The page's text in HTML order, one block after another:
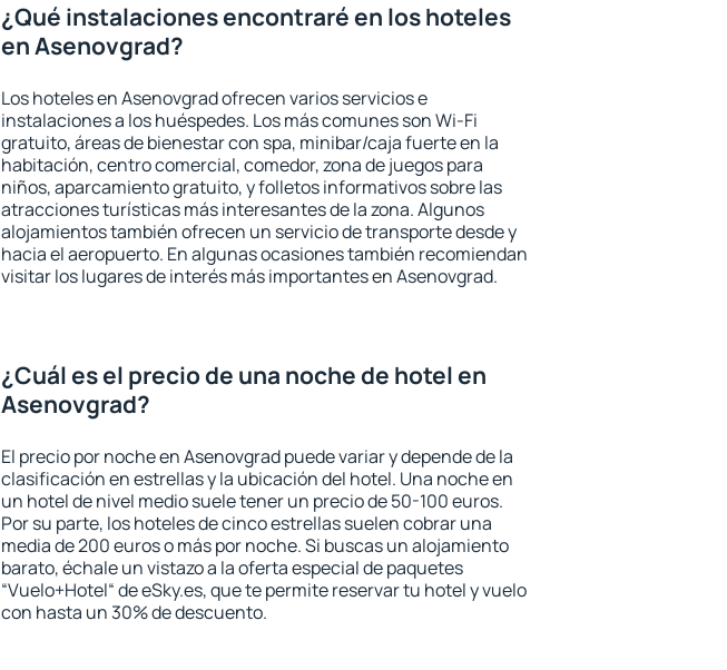
¿Qué instalaciones encontraré en los hoteles
en Asenovgrad?
Los hoteles en Asenovgrad ofrecen varios servicios e
instalaciones a los huéspedes. Los más comunes son Wi-Fi
gratuito, áreas de bienestar con spa, minibar/caja fuerte en la
habitación, centro comercial, comedor, zona de juegos para
niños, aparcamiento gratuito, y folletos informativos sobre las
atracciones turísticas más interesantes de la zona. Algunos
alojamientos también ofrecen un servicio de transporte desde y
hacia el aeropuerto. En algunas ocasiones también recomiendan
visitar los lugares de interés más importantes en Asenovgrad.
¿Cuál es el precio de una noche de hotel en
Asenovgrad?
El precio por noche en Asenovgrad puede variar y depende de la
clasificación en estrellas y la ubicación del hotel. Una noche en
un hotel de nivel medio suele tener un precio de 50-100 euros.
Por su parte, los hoteles de cinco estrellas suelen cobrar una
media de 200 euros o más por noche. Si buscas un alojamiento
barato, échale un vistazo a la oferta especial de paquetes
“Vuelo+Hotel“ de eSky.es, que te permite reservar tu hotel y vuelo
con hasta un 30% de descuento.